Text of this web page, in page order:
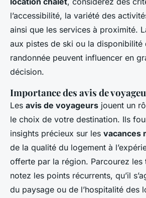
l’accessibilité, la variété des
ainsi que les services à proximité.
aux pistes de ski ou la disponibilité
randonnée peuvent influencer en
décision.
Importance des avis de
Les avis de voyageurs jouent un
le choix de votre destination. Ils
insights précieux sur les vacances
de la qualité du logement à
offerte par la région. Parcourez les
notez les points récurrents, qu’il
du paysage ou de l’hospitalité des